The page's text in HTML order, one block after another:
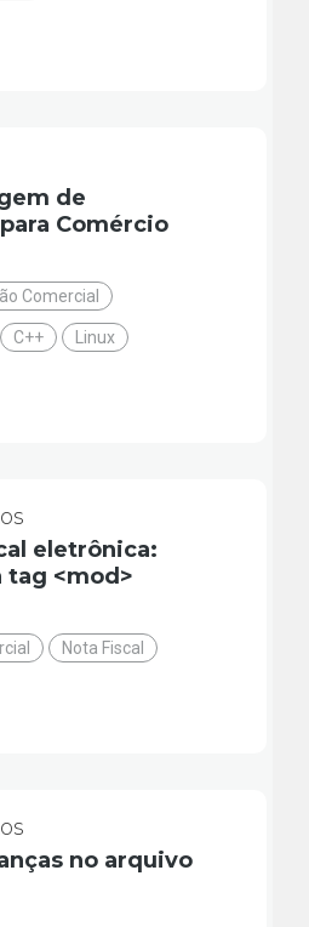
de
Comércio
Comercial
C++ Linux
eletrônica:
<mod>
Nota Fiscal
no arquivo